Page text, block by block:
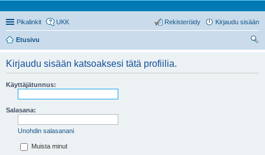
Pikalinkit UKK Kirjaudu sisään
Rekisteröidy
Etusivu
Kirjaudu sisään katsoaksesi tätä profiilia.
Käyttäjätunnus:
Salasana:
Unohdin salasanani
Muista minut